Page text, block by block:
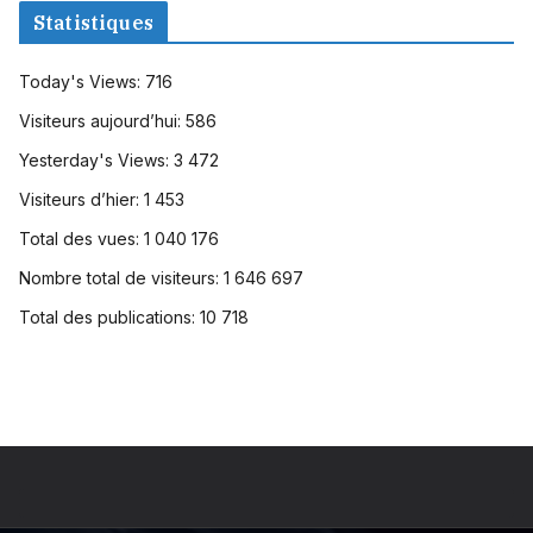
Statistiques
Today's Views: 716
Visiteurs aujourd’hui: 586
Yesterday's Views: 3 472
Visiteurs d’hier: 1 453
Total des vues: 1 040 176
Nombre total de visiteurs: 1 646 697
Total des publications: 10 718